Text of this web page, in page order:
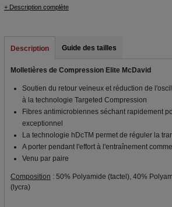
+ Description complète
Description Guide des tailles
Molletières de Compression Elite McDavid
Soutien du retour veineux et réduction de
à la technologie Targeted Compression
Fibres antimicrobiennes séchant rapidement
exceptionnel
La technologie hDcTM permet de réguler la
A porter pendant l'effort à l'entraînement
Venu par paire
Composition : 50% Polyamide (tactel), 40%
(lycra)